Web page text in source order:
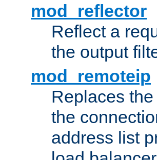
mod_reflector
Reflect a
the output
mod_remoteip
Replaces
the
address list